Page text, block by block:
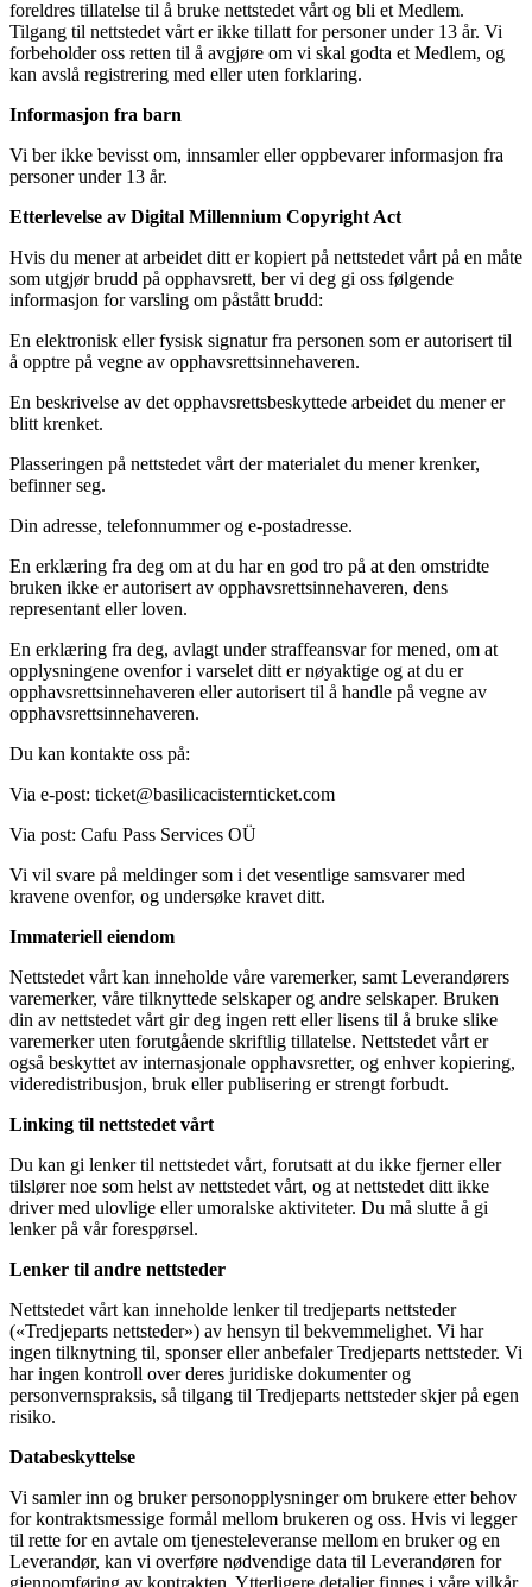
foreldres tillatelse til å bruke nettstedet vårt og bli et Medlem.
Tilgang til nettstedet vårt er ikke tillatt for personer under 13 år. Vi
forbeholder oss retten til å avgjøre om vi skal godta et Medlem, og
kan avslå registrering med eller uten forklaring.
Informasjon fra barn
Vi ber ikke bevisst om, innsamler eller oppbevarer informasjon fra
personer under 13 år.
Etterlevelse av Digital Millennium Copyright Act
Hvis du mener at arbeidet ditt er kopiert på nettstedet vårt på en måte
som utgjør brudd på opphavsrett, ber vi deg gi oss følgende
informasjon for varsling om påstått brudd:
En elektronisk eller fysisk signatur fra personen som er autorisert til
å opptre på vegne av opphavsrettsinnehaveren.
En beskrivelse av det opphavsrettsbeskyttede arbeidet du mener er
blitt krenket.
Plasseringen på nettstedet vårt der materialet du mener krenker,
befinner seg.
Din adresse, telefonnummer og e-postadresse.
En erklæring fra deg om at du har en god tro på at den omstridte
bruken ikke er autorisert av opphavsrettsinnehaveren, dens
representant eller loven.
En erklæring fra deg, avlagt under straffeansvar for mened, om at
opplysningene ovenfor i varselet ditt er nøyaktige og at du er
opphavsrettsinnehaveren eller autorisert til å handle på vegne av
opphavsrettsinnehaveren.
Du kan kontakte oss på:
Via e-post: ticket@basilicacisternticket.com
Via post: Cafu Pass Services OÜ
Vi vil svare på meldinger som i det vesentlige samsvarer med
kravene ovenfor, og undersøke kravet ditt.
Immateriell eiendom
Nettstedet vårt kan inneholde våre varemerker, samt Leverandørers
varemerker, våre tilknyttede selskaper og andre selskaper. Bruken
din av nettstedet vårt gir deg ingen rett eller lisens til å bruke slike
varemerker uten forutgående skriftlig tillatelse. Nettstedet vårt er
også beskyttet av internasjonale opphavsretter, og enhver kopiering,
videredistribusjon, bruk eller publisering er strengt forbudt.
Linking til nettstedet vårt
Du kan gi lenker til nettstedet vårt, forutsatt at du ikke fjerner eller
tilslører noe som helst av nettstedet vårt, og at nettstedet ditt ikke
driver med ulovlige eller umoralske aktiviteter. Du må slutte å gi
lenker på vår forespørsel.
Lenker til andre nettsteder
Nettstedet vårt kan inneholde lenker til tredjeparts nettsteder
(«Tredjeparts nettsteder») av hensyn til bekvemmelighet. Vi har
ingen tilknytning til, sponser eller anbefaler Tredjeparts nettsteder. Vi
har ingen kontroll over deres juridiske dokumenter og
personvernspraksis, så tilgang til Tredjeparts nettsteder skjer på egen
risiko.
Databeskyttelse
Vi samler inn og bruker personopplysninger om brukere etter behov
for kontraktsmessige formål mellom brukeren og oss. Hvis vi legger
til rette for en avtale om tjenesteleveranse mellom en bruker og en
Leverandør, kan vi overføre nødvendige data til Leverandøren for
gjennomføring av kontrakten. Ytterligere detaljer finnes i våre vilkår